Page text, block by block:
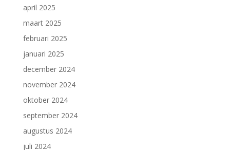
april 2025
maart 2025
februari 2025
januari 2025
december 2024
november 2024
oktober 2024
september 2024
augustus 2024
juli 2024